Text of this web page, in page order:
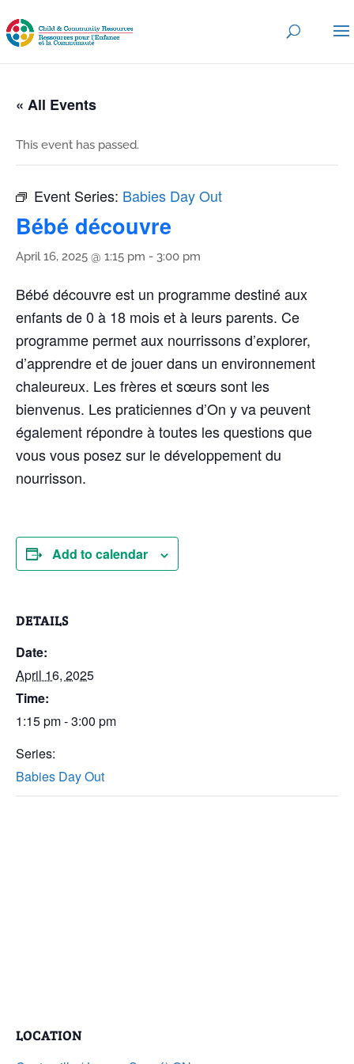
« All Events
This event has passed.
Event Series: Babies Day Out
Bébé découvre
April 16, 2025 @ 1:15 pm - 3:00 pm
Bébé découvre est un programme destiné aux
enfants de 0 à 18 mois et à leurs parents. Ce
programme permet aux nourrissons d’explorer,
d’apprendre et de jouer dans un environnement
chaleureux. Les frères et sœurs sont les
bienvenus. Les praticiennes d’On y va peuvent
également répondre à toutes les questions que
vous vous posez sur le développement du
nourrisson.
Add to calendar
DETAILS
Date:
April 16, 2025
Time:
1:15 pm - 3:00 pm
Series:
Babies Day Out
LOCATION